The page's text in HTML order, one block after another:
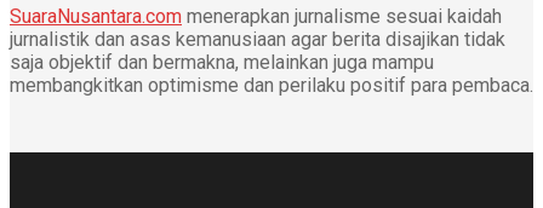
SuaraNusantara.com menerapkan jurnalisme sesuai kaidah
jurnalistik dan asas kemanusiaan agar berita disajikan tidak
saja objektif dan bermakna, melainkan juga mampu
membangkitkan optimisme dan perilaku positif para pembaca.